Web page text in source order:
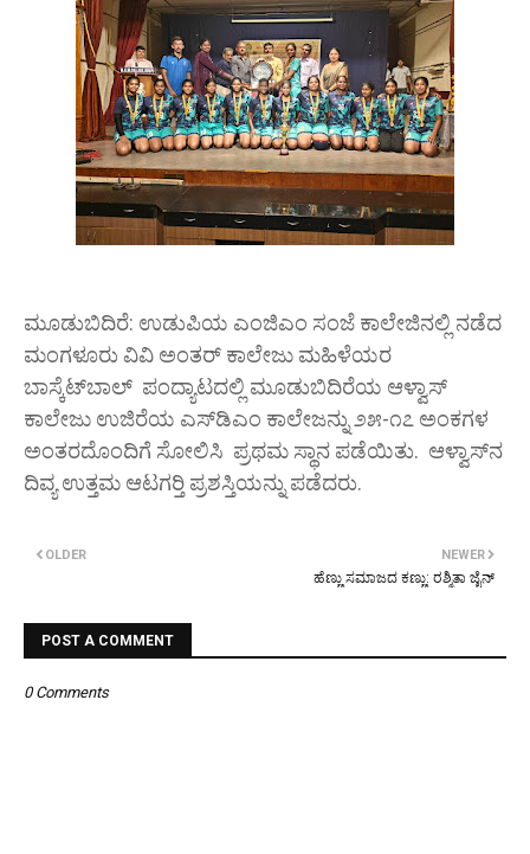
ಮೂಡುಬಿದಿರೆ: ಉಡುಪಿಯ ಎಂಜಿಎಂ ಸಂಜೆ ಕಾಲೇಜಿನಲ್ಲಿ ನಡೆದ
ಮಂಗಳೂರು ವಿವಿ ಅಂತರ್ ಕಾಲೇಜು ಮಹಿಳೆಯರ
ಬಾಸ್ಕೆಟ್‌ಬಾಲ್ ಪಂದ್ಯಾಟದಲ್ಲಿ ಮೂಡುಬಿದಿರೆಯ ಆಳ್ವಾಸ್
ಕಾಲೇಜು ಉಜಿರೆಯ ಎಸ್‌ಡಿಎಂ ಕಾಲೇಜನ್ನು ೨೫-೧೭ ಅಂಕಗಳ
ಅಂತರದೊಂದಿಗೆ ಸೋಲಿಸಿ ಪ್ರಥಮ ಸ್ಥಾನ ಪಡೆಯಿತು. ಆಳ್ವಾಸ್‌ನ
ದಿವ್ಯ ಉತ್ತಮ ಆಟಗರ‍್ತಿ ಪ್ರಶಸ್ತಿಯನ್ನು ಪಡೆದರು.
NEWER
ಹೆಣ್ಣು ಸಮಾಜದ ಕಣ್ಣು: ರಶ್ಮಿತಾ ಜೈನ್
OLDER
POST A COMMENT
0 Comments